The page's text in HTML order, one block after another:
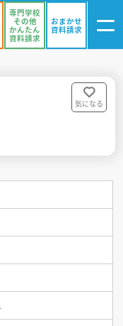
資料リスト
専門学校
その他
かんたん
資料請求
おまかせ
資料請求
気になる